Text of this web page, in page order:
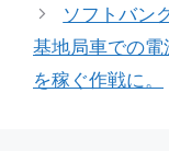
ソフトバン
基地局車での
を稼ぐ作戦に。